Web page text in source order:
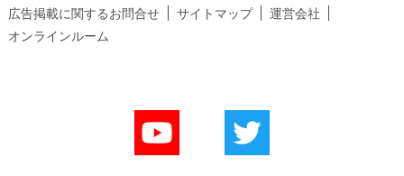
広告掲載に関するお問合せ
サイトマップ
運営会社
オンラインルーム